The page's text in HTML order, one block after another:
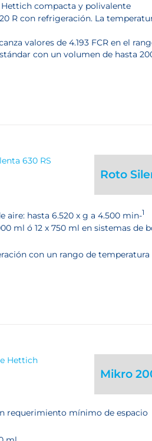
compacta y polivalente
R con refrigeración. La
valores de 4.193 FCR en el
con un volumen de hasta
Roto
aire: hasta 6.520 x g a 4.500 min-1
ml ó 12 x 750 ml en sistemas de
con un rango de temperatura
Mikro
requerimiento mínimo de espacio